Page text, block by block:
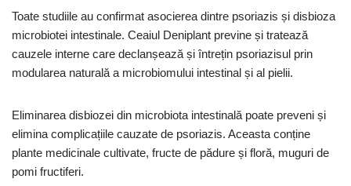
Toate studiile au confirmat asocierea dintre psoriazis și disbioza
microbiotei intestinale. Ceaiul Deniplant previne și tratează
cauzele interne care declanșează și întrețin psoriazisul prin
modularea naturală a microbiomului intestinal și al pielii.
Eliminarea disbiozei din microbiota intestinală poate preveni și
elimina complicațiile cauzate de psoriazis. Aceasta conține
plante medicinale cultivate, fructe de pădure și floră, muguri de
pomi fructiferi.